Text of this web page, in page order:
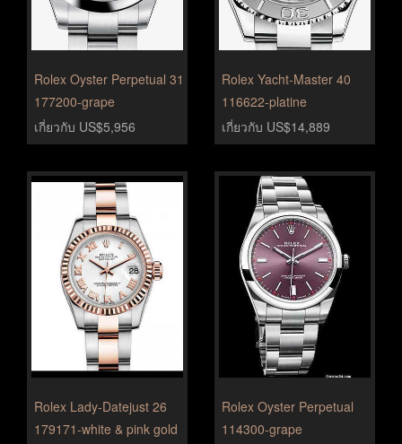
Rolex Oyster Perpetual 31
177200-grape
เกี่ยวกับ US$5,956
Rolex Yacht-Master 40
116622-platine
เกี่ยวกับ US$14,889
Rolex Lady-Datejust 26
179171-white & pink gold
Rolex Oyster Perpetual
114300-grape